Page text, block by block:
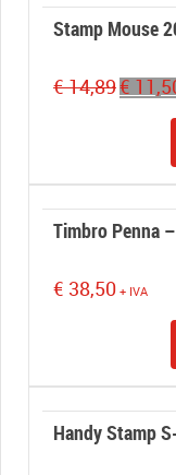
Stamp Mouse
€14,89Il
prezzo
originale
€
Timbro Penna
€ 38,50 + IVA
Handy Stamp